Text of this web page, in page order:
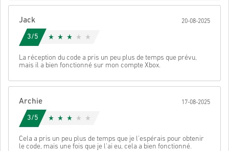
Regarde le guide rapide ci-dessus ou suis les étapes ci-dessous 👇
• Entre ton adresse e-mail
• Sélectionne ton mode de paiement préféré
accéder à ton code.
développeur du jeu et sont donc originaux.
Contenu téléchargeable ou produits DLC - Vous devez avoir
le jeu original dans l'ordre pour jouer à cette extension.
Il se peut que vous receviez plus d'un code pour certains
produits.
Annulez Envoyer
Jack 20-08-2025
3/5
La réception du code a pris un peu plus de temps que prévu,
mais il a bien fonctionné sur mon compte Xbox.
Archie 17-08-2025
3/5
Cela a pris un peu plus de temps que je l'espérais pour obtenir
le code, mais une fois que je l'ai eu, cela a bien fonctionné.